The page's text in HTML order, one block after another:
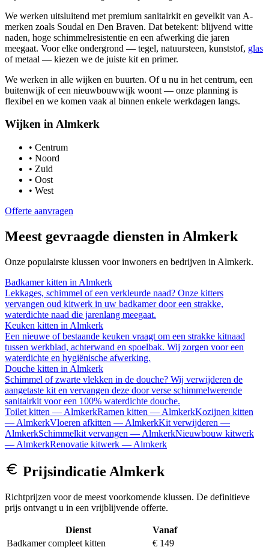
We werken uitsluitend met premium sanitairkit en gevelkit van A-
merken zoals Soudal en Den Braven. Dat betekent: blijvend witte
naden, hoge schimmelresistentie en een afwerking die jaren
meegaat. Voor elke ondergrond — tegel, natuursteen, kunststof, glas
of metaal — kiezen we de juiste kit en primer.
We werken in alle wijken en buurten. Of u nu in het centrum, een
buitenwijk of een nieuwbouwwijk woont — onze planning is
flexibel en we komen vaak al binnen enkele werkdagen langs.
Wijken inAlmkerk
• Centrum
• Noord
• Zuid
• Oost
• West
Offerte aanvragen
Meest gevraagde diensten in Almkerk
Onze populairste klussen voor inwoners en bedrijven in Almkerk.
Badkamer kitten in Almkerk
Lekkages, schimmel of een verkleurde naad? Onze kitters
vervangen oud kitwerk in uw badkamer door een strakke,
waterdichte naad die jarenlang meegaat.
Keuken kitten in Almkerk
Een nieuwe of bestaande keuken vraagt om een strakke kitnaad
tussen werkblad, achterwand en spoelbak. Wij zorgen voor een
waterdichte en hygiënische afwerking.
Douche kitten in Almkerk
Schimmel of zwarte vlekken in de douche? Wij verwijderen de
aangetaste kit en vervangen deze door verse schimmelwerende
sanitairkit voor een 100% waterdichte douche.
Toilet kitten — AlmkerkRamen kitten — AlmkerkKozijnen kitten
— AlmkerkVloeren afkitten — AlmkerkKit verwijderen —
AlmkerkSchimmelkit vervangen — AlmkerkNieuwbouw kitwerk
— AlmkerkRenovatie kitwerk — Almkerk
Prijsindicatie Almkerk
Richtprijzen voor de meest voorkomende klussen. De definitieve
prijs ontvangt u in een vrijblijvende offerte.
Dienst
Vanaf
Badkamer compleet kitten
€ 149